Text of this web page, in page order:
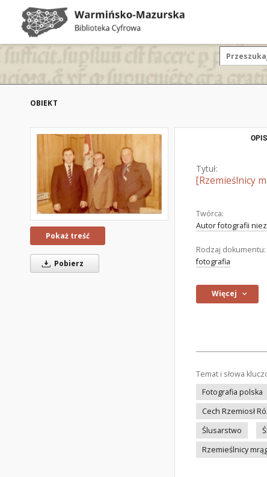
OBIEKT
Pokaż treść
Pobierz
OPIS
Tytuł:
[Rzemieślnicy
Twórca:
Autor fotografii
Rodzaj dokumentu:
fotografia
Więcej
Temat i słowa
Fotografia polska
Cech Rzemiosł
Ślusarstwo
Rzemieślnicy